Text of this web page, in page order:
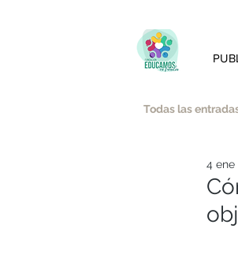
Todas las
Amistad
4 ene